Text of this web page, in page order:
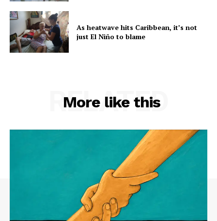
As heatwave hits Caribbean, it’s not
just El Niño to blame
More like this
RELATED